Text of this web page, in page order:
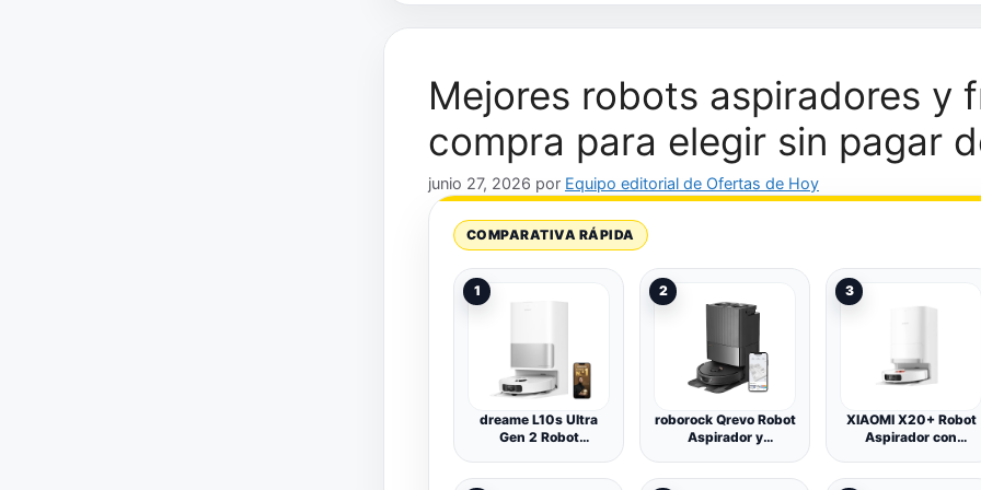
Mejores robots aspiradores y
compra para elegir sin pagar
junio 27, 2026 por Equipo editorial de Ofertas de Hoy
COMPARATIVA RÁPIDA
1
dreame L10s Ultra
Gen 2 Robot
2
roborock Qrevo Robot
Aspirador y
3
XIAOMI X20+ Robot
Aspirador con